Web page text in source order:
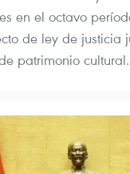
en el octavo
de ley de justicia
patrimonio cultural.